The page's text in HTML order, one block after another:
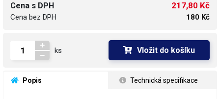
Cena s DPH
Cena bez DPH
217,80 Kč
180 Kč
ks Vložit do košíku
Popis Technická specifikace